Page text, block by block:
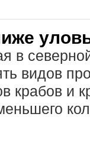
в
видов
крабов и